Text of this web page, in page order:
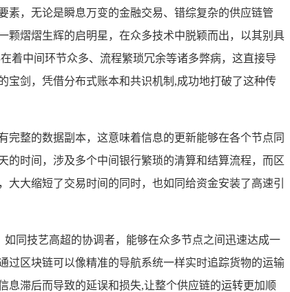
素，无论是瞬息万变的金融交易、错综复杂的供应链管
颗熠熠生辉的启明星，在众多技术中脱颖而出，以其别具
着中间环节众多、流程繁琐冗余等诸多弊病，这直接导
宝剑，凭借分布式账本和共识机制,成功地打破了这种传
整的数据副本，这意味着信息的更新能够在各个节点同
的时间，涉及多个中间银行繁琐的清算和结算流程，而区
大缩短了交易时间的同时，也如同给资金安装了高速引
同技艺高超的协调者，能够在众多节点之间迅速达成一
过区块链可以像精准的导航系统一样实时追踪货物的运输
滞后而导致的延误和损失,让整个供应链的运转更加顺